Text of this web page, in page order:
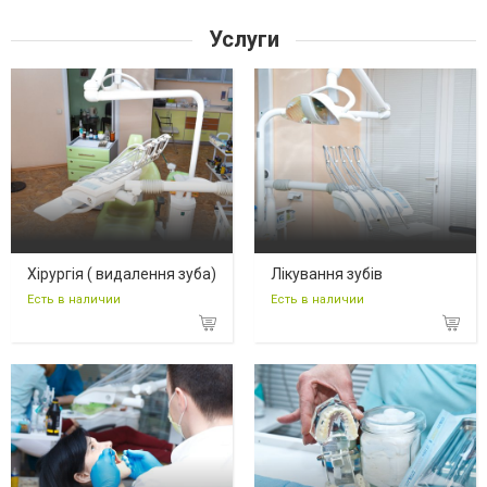
Услуги
Хірургія ( видалення зуба)
Есть в наличии
Лікування зубів
Есть в наличии